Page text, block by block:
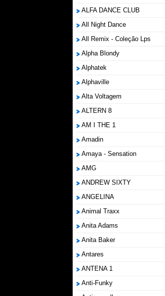
ALFA DANCE CLUB
All Night Dance
All Remix - Coleção Lps
Alpha Blondy
Alphatek
Alphaville
Alta Voltagem
ALTERN 8
AM I THE 1
Amadin
Amaya - Sensation
AMG
ANDREW SIXTY
ANGELINA
Animal Traxx
Anita Adams
Anita Baker
Antares
ANTENA 1
Anti-Funky